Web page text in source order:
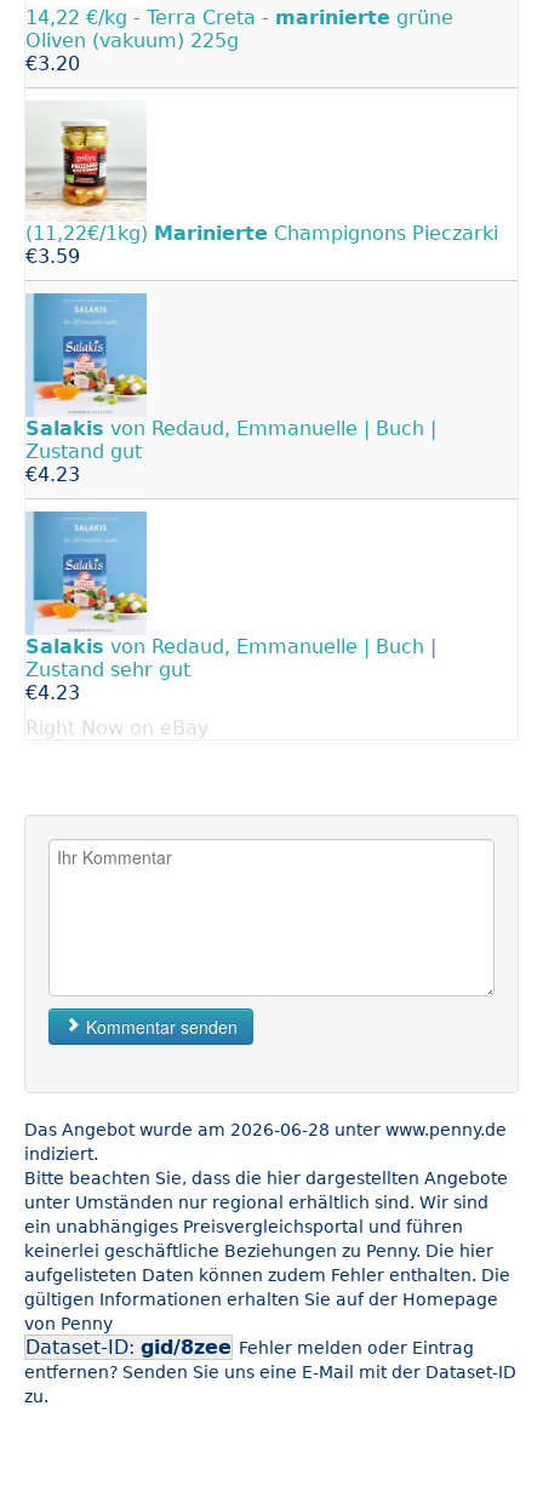
14,22 €/kg - Terra Creta - marinierte grüne
Oliven (vakuum) 225g
€3.20
(11,22€/1kg) Marinierte Champignons Pieczarki
€3.59
Salakis von Redaud, Emmanuelle | Buch |
Zustand gut
€4.23
Salakis von Redaud, Emmanuelle | Buch |
Zustand sehr gut
€4.23
Right Now on eBay
Kommentar senden
Das Angebot wurde am 2026-06-28 unter www.penny.de
indiziert.
Bitte beachten Sie, dass die hier dargestellten Angebote
unter Umständen nur regional erhältlich sind. Wir sind
ein unabhängiges Preisvergleichsportal und führen
keinerlei geschäftliche Beziehungen zu Penny. Die hier
aufgelisteten Daten können zudem Fehler enthalten. Die
gültigen Informationen erhalten Sie auf der Homepage
von Penny
Dataset-ID: gid/8zee Fehler melden oder Eintrag
entfernen? Senden Sie uns eine E-Mail mit der Dataset-ID
zu.